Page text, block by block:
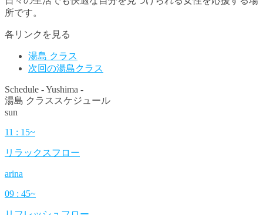
所です。
各リンクを見る
湯島 クラス
次回の湯島クラス
Schedule - Yushima -
湯島 クラススケジュール
sun
11 : 15~
リラックスフロー
arina
09 : 45~